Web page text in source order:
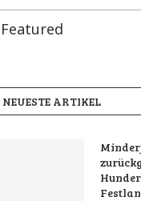
Featured
NEUESTE ARTIKEL